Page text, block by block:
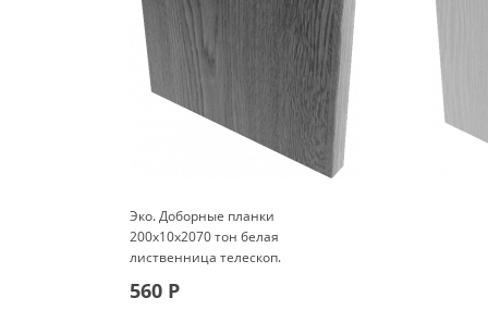
Эко. Доборные планки
200x10x2070 тон белая
лиственница телескоп.
560Р